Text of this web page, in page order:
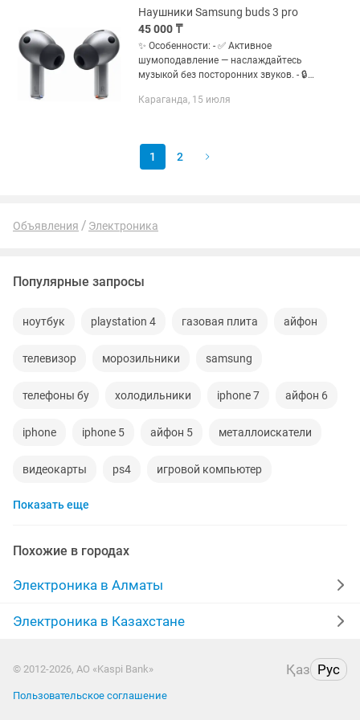
Наушники Samsung buds 3 pro
45 000 ₸
✨ Особенности: - ✅ Активное
шумоподавление — наслаждайтесь
музыкой без посторонних звуков. - 🔒
5.3 — стабильная связь на расстоянии
Караганда, 15 июля
1 2
Объявления Электроника
Популярные запросы
ноутбук playstation 4 газовая плита айфон
телевизор морозильники samsung
телефоны бу холодильники iphone 7 айфон 6
iphone iphone 5 айфон 5 металлоискатели
видеокарты ps4 игровой компьютер
смартфон
стиральная машина apple watch
беспроводные наушники наушники
компьютер
Показать еще
Похожие в городах
Электроника в Алматы
Электроника в Казахстане
© 2012-2026, АО «Kaspi Bank» Қаз Рус
Пользовательское соглашение